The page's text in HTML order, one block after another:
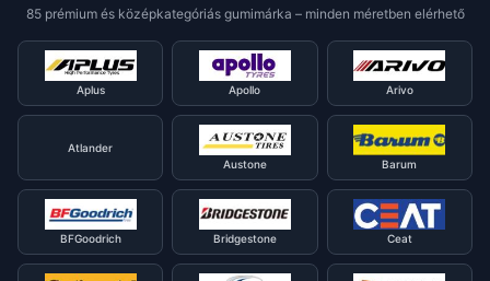
85 prémium és középkategóriás gumimárka – minden méretben elérhető
Aplus Apollo Arivo
Atlander
Austone
Barum
BFGoodrich Bridgestone Ceat